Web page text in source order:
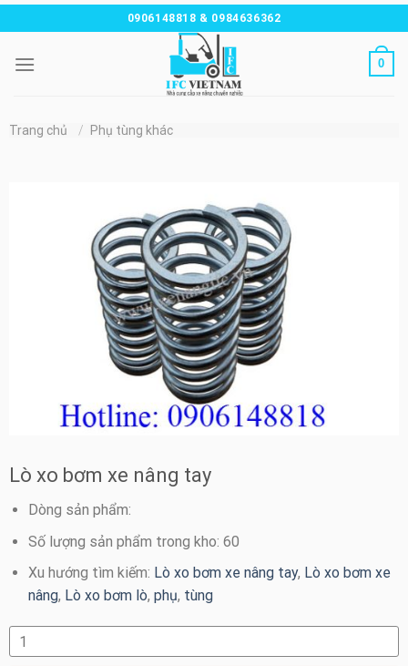
Chuyển
đến
nội
0906148818 & 0984636362
0
Trang chủ / Phụ tùng khác
Lò xo bơm xe nâng tay
Dòng sản phẩm:
Số lượng sản phẩm trong kho: 60
Xu hướng tìm kiếm: Lò xo bơm xe nâng tay, Lò xo bơm xe
nâng, Lò xo bơm lò, phụ, tùng
Lò xo bơm xe nâng tay số lượng